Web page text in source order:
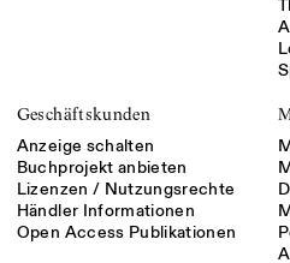
Geschäftskunden
Anzeige schalten
Buchprojekt anbieten
Lizenzen / Nutzungsrechte
Händler Informationen
Open Access Publikationen